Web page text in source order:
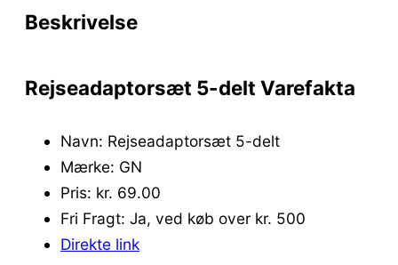
Beskrivelse
Rejseadaptorsæt 5-delt Varefakta
Navn: Rejseadaptorsæt 5-delt
Mærke: GN
Pris: kr. 69.00
Fri Fragt: Ja, ved køb over kr. 500
Direkte link